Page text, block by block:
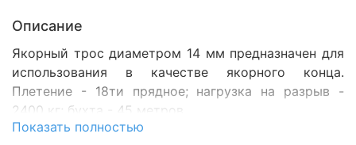
Описание
Якорный трос диаметром 14 мм предназначен для
использования в качестве якорного конца.
Плетение - 18ти прядное; нагрузка на разрыв -
2400 кг; бухта - 45 метров.
Показать полностью